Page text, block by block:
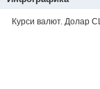
Курси валют. Долар